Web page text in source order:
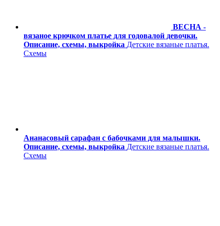
ВЕСНА -
вязаное крючком платье для годовалой девочки.
Описание, схемы, выкройка Детские вязаные платья.
Схемы
Ананасовый сарафан с бабочками для малышки.
Описание, схемы, выкройка Детские вязаные платья.
Схемы